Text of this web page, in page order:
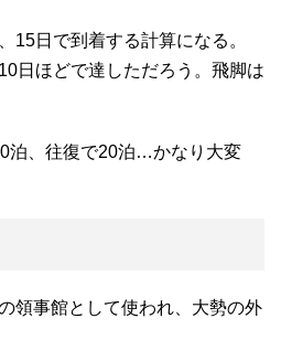
15日で到着する計算になる。
日ほどで達しただろう。飛脚は
泊、往復で20泊…かなり大変
領事館として使われ、大勢の外